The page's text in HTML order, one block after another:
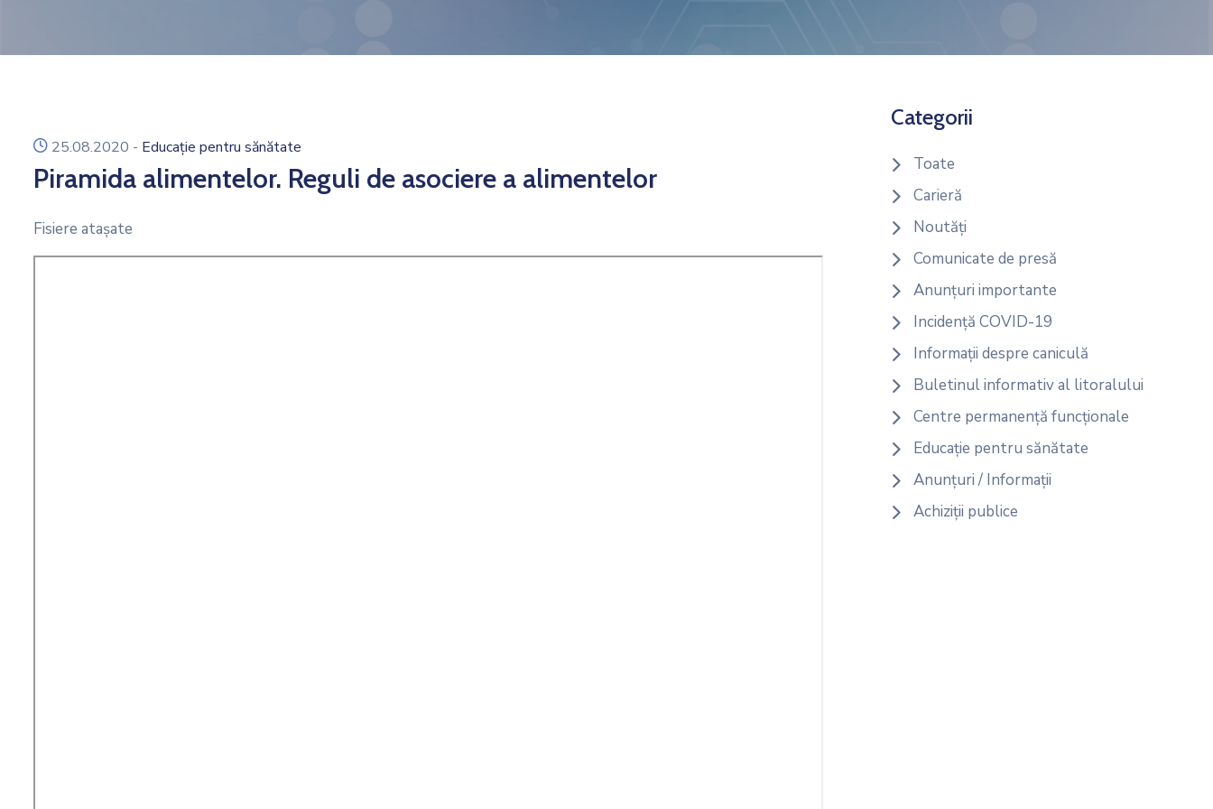
icon
25.08.2020 - Educație pentru sănătate
Piramida alimentelor. Reguli de asociere a alimentelor
Fisiere ataşate
Categorii
Toate
Carieră
Noutăți
Comunicate de presă
Anunțuri importante
Incidență COVID-19
Informații despre caniculă
Buletinul informativ al litoralului
Centre permanență funcționale
Educație pentru sănătate
Anunțuri / Informații
Achiziții publice